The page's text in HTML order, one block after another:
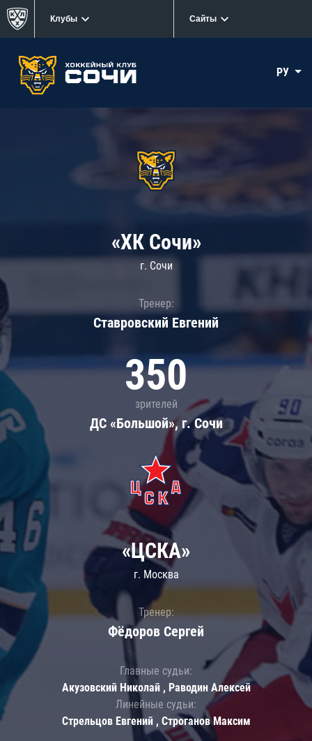
Клубы Сайты
РУ
«ХК Сочи»
г. Сочи
Тренер:
Ставровский Евгений
350
зрителей
ДС «Большой», г. Сочи
«ЦСКА»
г. Москва
Тренер:
Фёдоров Сергей
Главные судьи:
Акузовский Николай , Раводин Алексей
Линейные судьи:
Стрельцов Евгений , Строганов Максим